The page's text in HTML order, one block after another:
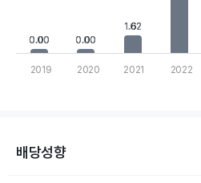
0.00
0.00 0.00
0.00
1.62
1.62
2019 2020 2021 2022
배당성향